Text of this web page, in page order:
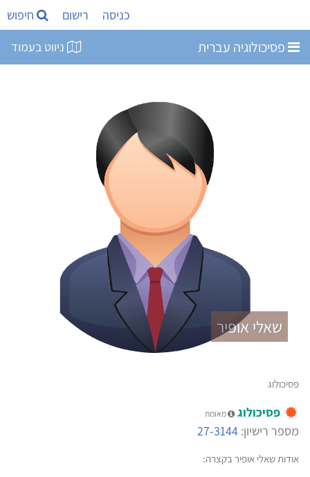
כניסה רישום חיפוש
פסיכולוגיה עברית ניווט בעמוד
שאלי אופיר
פסיכולוג
פסיכולוג מאומת
מספר רישיון: 27-3144
אודות שאלי אופיר בקצרה: